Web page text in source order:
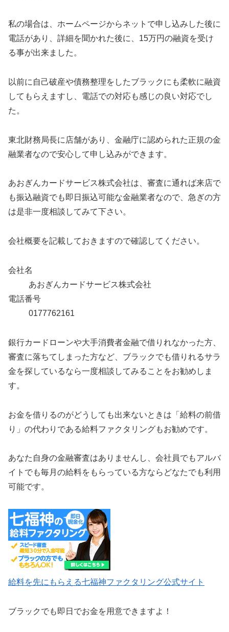
私の場合は、ホームページからネットで申し込みした後に
電話があり、詳細を聞かれた後に、15万円の融資を受け
る事が出来ました。
以前に自己破産や債務整理をしたブラックにも柔軟に融資
してもらえますし、電話での対応も感じの良い対応でし
た。
東北財務局長に店舗があり、金融庁に認められた正規の金
融業者なので安心して申し込みができます。
あおぎんカードサービス株式会社は、審査に通れば来店で
も振込融資でも即日振込可能な金融業者なので、急ぎの方
は是非一度相談してみて下さい。
会社概要を記載しておきますので確認してください。
会社名
あおぎんカードサービス株式会社
電話番号
0177762161
銀行カードローンや大手消費者金融で借りれなかった方、
審査に落ちてしまった方など、ブラックでも借りれるサラ
金を探しているなら一度相談してみることをお勧めしま
す。
お金を借りるのがどうしても出来ないときは「給料の前借
り」の代わりである給料ファクタリングもお勧めです。
あなた自身の金融審査はありませんし、会社員でもアルバ
イトでも毎月の給料をもらっている方ならどなたでも利用
可能です。
給料を先にもらえる七福神ファクタリング公式サイト
ブラックでも即日でお金を用意できますよ！